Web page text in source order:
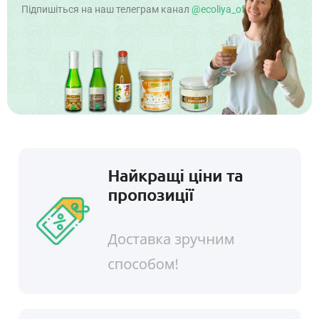
Підпишіться на наш телеграм канал @ecoliya_official!